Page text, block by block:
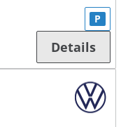
P
Details